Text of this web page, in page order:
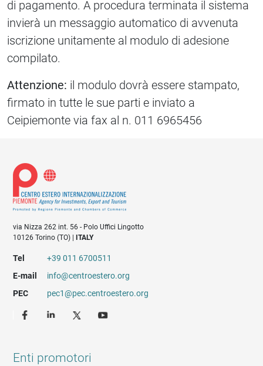
di pagamento. A procedura terminata il sistema
invierà un messaggio automatico di avvenuta
iscrizione unitamente al modulo di adesione
compilato.
Attenzione: il modulo dovrà essere stampato,
firmato in tutte le sue parti e inviato a
Ceipiemonte via fax al n. 011 6965456
via Nizza 262 int. 56 - Polo Uffici Lingotto
10126 Torino (TO) |
ITALY
Tel
+39 011 6700511
E-mail
info@centroestero.org
PEC
pec1@pec.centroestero.org
Enti promotori